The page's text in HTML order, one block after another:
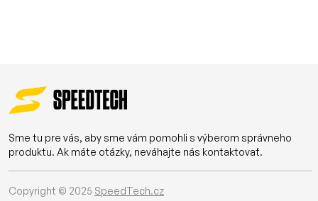
Sme tu pre vás, aby sme vám pomohli s výberom správneho
produktu. Ak máte otázky, neváhajte nás kontaktovať.
Copyright © 2025 SpeedTech.cz